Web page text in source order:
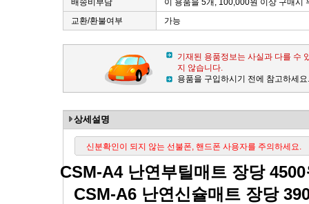
배송비부담
이 용품을 5개, 100,000원 이상 구매시
교환/환불여부
가능
기재된 용품정보는 사실과 다를 수
지 않습니다.
용품을 구입하시기 전에 참고하세
상세설명
신분확인이 되지 않는 선불폰, 핸드폰 사용자를 주의하세요.
CSM-A4 난연부틸매트 장당4500
CSM-A6 난연신슐매트 장당